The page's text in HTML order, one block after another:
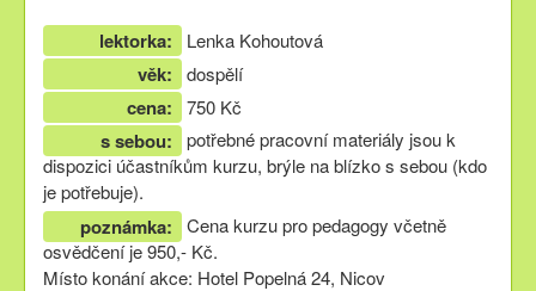
lektorka: Lenka Kohoutová
věk: dospělí
cena: 750 Kč
s sebou:
potřebné pracovní materiály jsou k
dispozici účastníkům kurzu, brýle na blízko s sebou (kdo
je potřebuje).
poznámka:
Cena kurzu pro pedagogy včetně
osvědčení je 950,- Kč.
Místo konání akce: Hotel Popelná 24, Nicov